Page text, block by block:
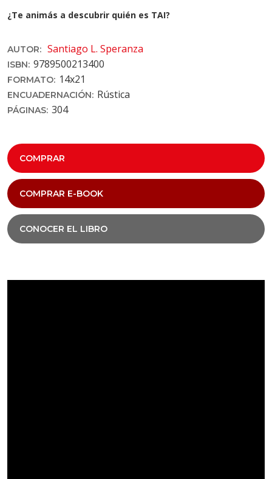
¿Te animás a descubrir quién es TAI?
AUTOR: Santiago L. Speranza
ISBN: 9789500213400
FORMATO: 14x21
ENCUADERNACIÓN: Rústica
PÁGINAS: 304
COMPRAR
COMPRAR E-BOOK
CONOCER EL LIBRO